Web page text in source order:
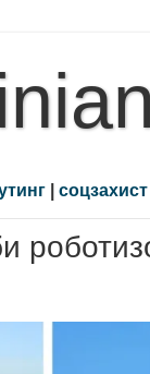
| соцзахист